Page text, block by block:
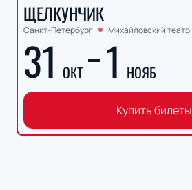
ЩЕЛКУНЧИК
Санкт-Петербург Михайловский театр
31 ОКТ 1 НОЯБ
Купить билеты